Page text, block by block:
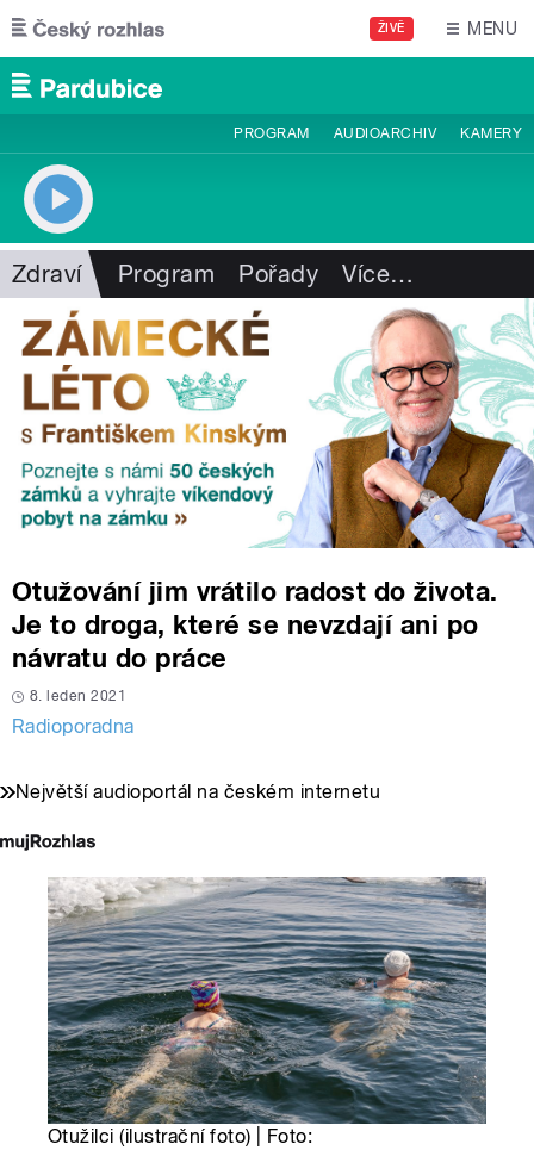
Přejít k hlavnímu obsahu
ŽIVĚ MENU
PROGRAM AUDIOARCHIV KAMERY
Zdraví Program Pořady Více…
Otužování jim vrátilo radost do života.
Je to droga, které se nevzdají ani po
návratu do práce
8. leden 2021
Radioporadna
Největší audioportál na českém internetu
Otužilci (ilustrační foto) | Foto: